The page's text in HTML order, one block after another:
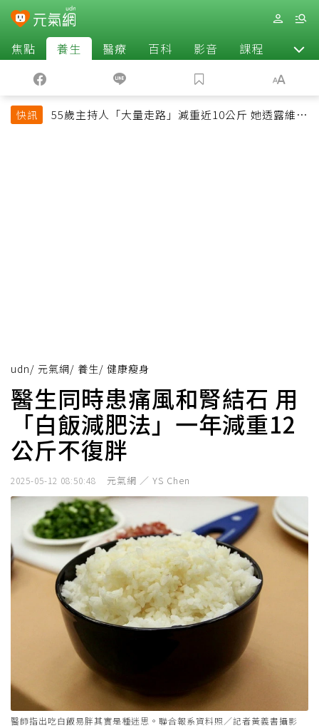
焦點 養生 醫療 百科 影音 課程 退休
快訊
55歲主持人「大量走路」減重近10公斤 她透露維持
udn/ 元氣網/ 養生/ 健康瘦身
醫生同時患痛風和腎結石 用
「白飯減肥法」一年減重12
公斤不復胖
2025-05-12 08:50:48 元氣網 ／ YS Chen
醫師指出吃白飯易胖其實是種迷思。聯合報系資料照／記者黃義書攝影